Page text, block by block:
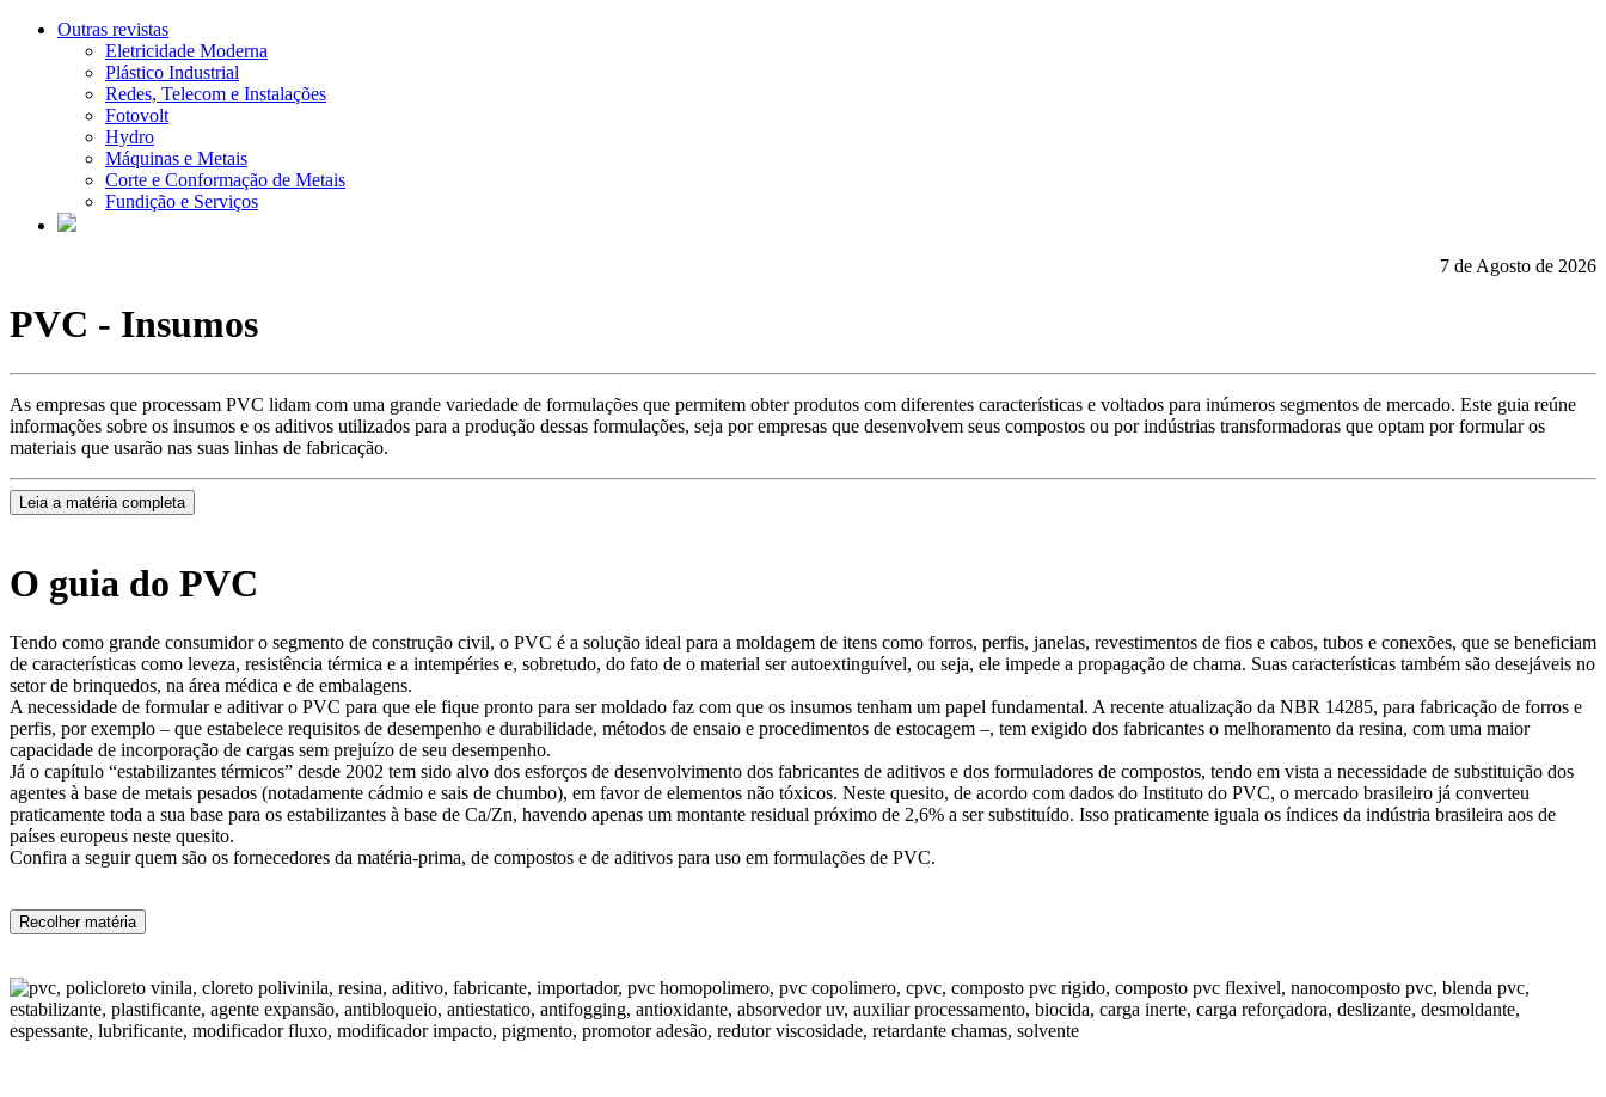
Outras revistas
Eletricidade Moderna
Plástico Industrial
Redes, Telecom e Instalações
Fotovolt
Hydro
Máquinas e Metais
Corte e Conformação de Metais
Fundição e Serviços
7 de Agosto de 2026
PVC - Insumos
As empresas que processam PVC lidam com uma grande variedade de formulações que permitem obter produtos com diferentes características e voltados para inúmeros segmentos de mercado. Este guia reúne
informações sobre os insumos e os aditivos utilizados para a produção dessas formulações, seja por empresas que desenvolvem seus compostos ou por indústrias transformadoras que optam por formular os
materiais que usarão nas suas linhas de fabricação.
Leia a matéria completa
O guia do PVC
Tendo como grande consumidor o segmento de construção civil, o PVC é a solução ideal para a moldagem de itens como forros, perfis, janelas, revestimentos de fios e cabos, tubos e conexões, que se beneficiam
de características como leveza, resistência térmica e a intempéries e, sobretudo, do fato de o material ser autoextinguível, ou seja, ele impede a propagação de chama. Suas características também são desejáveis no
setor de brinquedos, na área médica e de embalagens.
A necessidade de formular e aditivar o PVC para que ele fique pronto para ser moldado faz com que os insumos tenham um papel fundamental. A recente atualização da NBR 14285, para fabricação de forros e
perfis, por exemplo – que estabelece requisitos de desempenho e durabilidade, métodos de ensaio e procedimentos de estocagem –, tem exigido dos fabricantes o melhoramento da resina, com uma maior
capacidade de incorporação de cargas sem prejuízo de seu desempenho.
Já o capítulo “estabilizantes térmicos” desde 2002 tem sido alvo dos esforços de desenvolvimento dos fabricantes de aditivos e dos formuladores de compostos, tendo em vista a necessidade de substituição dos
agentes à base de metais pesados (notadamente cádmio e sais de chumbo), em favor de elementos não tóxicos. Neste quesito, de acordo com dados do Instituto do PVC, o mercado brasileiro já converteu
praticamente toda a sua base para os estabilizantes à base de Ca/Zn, havendo apenas um montante residual próximo de 2,6% a ser substituído. Isso praticamente iguala os índices da indústria brasileira aos de
países europeus neste quesito.
Confira a seguir quem são os fornecedores da matéria-prima, de compostos e de aditivos para uso em formulações de PVC.
Recolher matéria